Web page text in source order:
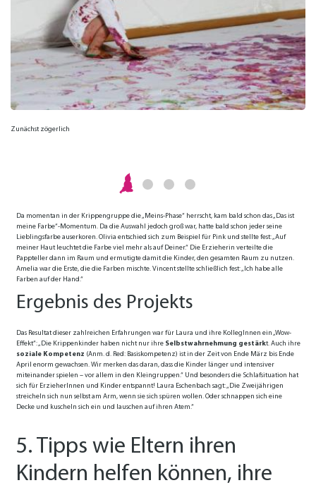
Zunächst zögerlich
Hinterließen die Kinder bald schon Spuren …
Und schon verwandelte sich der Raum in ein Farbenmeer:
„Die Krippenkinder kannten zwar die Fingerfarben, aber nun hatten sie zum ersten Mal die
Da momentan in der Krippengruppe die „Meins-Phase“ herrscht, kam bald schon das „Das ist
meine Farbe“-Momentum. Da die Auswahl jedoch groß war, hatte bald schon jeder seine
Lieblingsfarbe auserkoren. Olivia entschied sich zum Beispiel für Pink und stellte fest: „Auf
meiner Haut leuchtet die Farbe viel mehr als auf Deiner.“ Die Erzieherin verteilte die
Pappteller dann im Raum und ermutigte damit die Kinder, den gesamten Raum zu nutzen.
Amelia war die Erste, die die Farben mischte. Vincent stellte schließlich fest: „Ich habe alle
Farben auf der Hand.“
Ergebnis des Projekts
Das Resultat dieser zahlreichen Erfahrungen war für Laura und ihre KollegInnen ein „Wow-
Effekt“: „Die Krippenkinder haben nicht nur ihre Selbstwahrnehmung gestärkt. Auch ihre
soziale Kompetenz (Anm. d. Red: Basiskompetenz) ist in der Zeit von Ende März bis Ende
April enorm gewachsen. Wir merken das daran, dass die Kinder länger und intensiver
miteinander spielen – vor allem in den Kleingruppen.“ Und besonders die Schlafsituation hat
sich für ErzieherInnen und Kinder entspannt! Laura Eschenbach sagt: „Die Zweijährigen
streicheln sich nun selbst am Arm, wenn sie sich spüren wollen. Oder schnappen sich eine
Decke und kuscheln sich ein und lauschen auf ihren Atem.“
5. Tipps wie Eltern ihren
Kindern helfen können, ihre